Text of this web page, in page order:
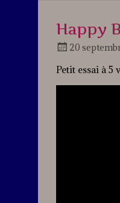
Happy
20
Petit essai à